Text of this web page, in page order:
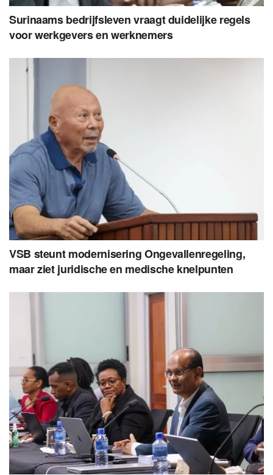
Surinaams bedrijfsleven vraagt duidelijke regels
voor werkgevers en werknemers
VSB steunt modernisering Ongevallenregeling,
maar ziet juridische en medische knelpunten